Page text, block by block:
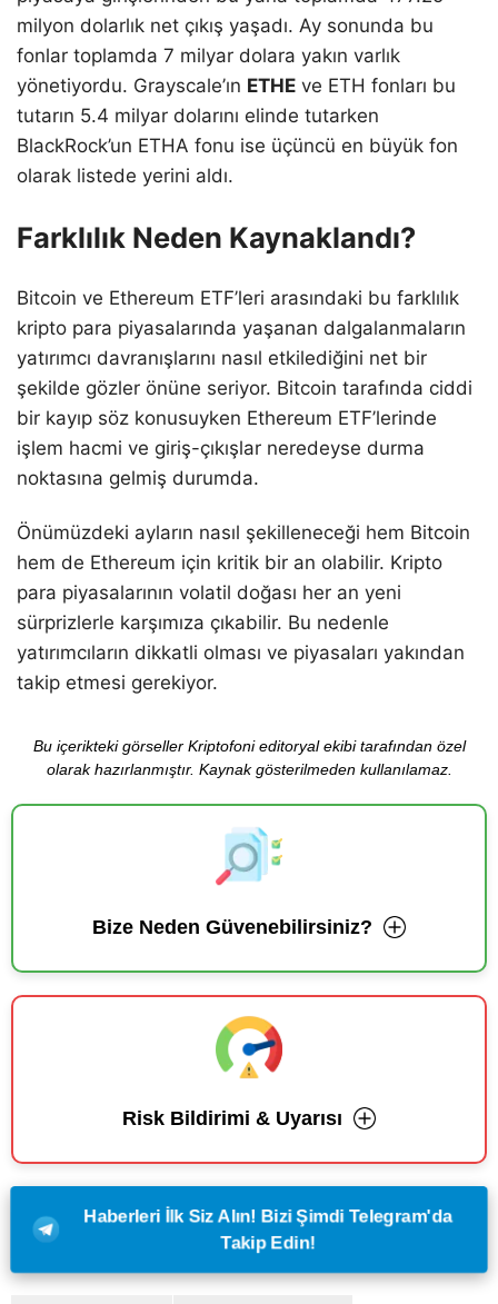
milyon dolarlık net çıkış yaşadı. Ay sonunda bu
fonlar toplamda 7 milyar dolara yakın varlık
yönetiyordu. Grayscale’ın ETHE ve ETH fonları bu
tutarın 5.4 milyar dolarını elinde tutarken
BlackRock’un ETHA fonu ise üçüncü en büyük fon
olarak listede yerini aldı.
Farklılık Neden Kaynaklandı?
Bitcoin ve Ethereum ETF’leri arasındaki bu farklılık
kripto para piyasalarında yaşanan dalgalanmaların
yatırımcı davranışlarını nasıl etkilediğini net bir
şekilde gözler önüne seriyor. Bitcoin tarafında ciddi
bir kayıp söz konusuyken Ethereum ETF’lerinde
işlem hacmi ve giriş-çıkışlar neredeyse durma
noktasına gelmiş durumda.
Önümüzdeki ayların nasıl şekilleneceği hem Bitcoin
hem de Ethereum için kritik bir an olabilir. Kripto
para piyasalarının volatil doğası her an yeni
sürprizlerle karşımıza çıkabilir. Bu nedenle
yatırımcıların dikkatli olması ve piyasaları yakından
takip etmesi gerekiyor.
Bu içerikteki görseller Kriptofoni editoryal ekibi tarafından özel
olarak hazırlanmıştır. Kaynak gösterilmeden kullanılamaz.
Bize Neden Güvenebilirsiniz?
Risk Bildirimi & Uyarısı
Haberleri İlk Siz Alın! Bizi Şimdi Telegram'da
Takip Edin!